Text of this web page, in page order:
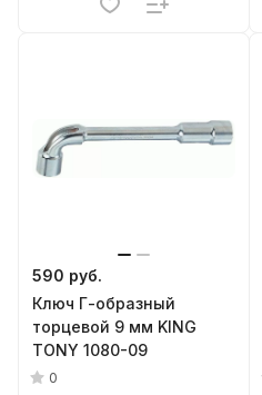
590 руб.
Ключ Г-образный
торцевой 9 мм KING
TONY 1080-09
0